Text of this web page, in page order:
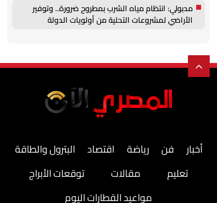
مدبولي: انتظام مياه الشرب بمطروح ضرورة.. وتوفير
الأراضي لمشروعات التحلية من أولويات الدولة
أخبار فن رياضة اقتصاد
البترول والطاقة
تعليم
مقالات
توقعات الأبراج
مواعيد القطارات اليوم